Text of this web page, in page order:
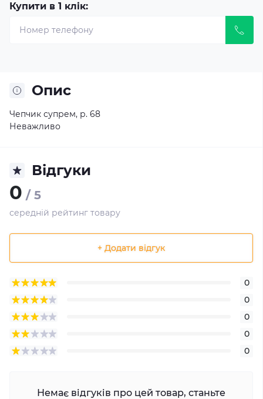
Купити в 1 клік:
Опис
Чепчик супрем, р. 68
Неважливо
Відгуки
0 / 5
середній рейтинг товару
+ Додати відгук
0
0
0
0
0
Немає відгуків про цей товар, станьте